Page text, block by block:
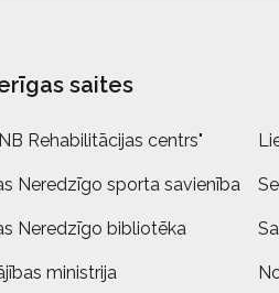
saites
Rehabilitācijas centrs"
Neredzīgo sporta savienība
Neredzīgo bibliotēka
ministrija